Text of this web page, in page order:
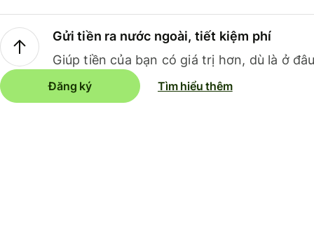
Gửi tiền ra nước ngoài, tiết kiệm phí
Giúp tiền của bạn có giá trị hơn, dù là ở
Đăng ký Tìm hiểu thêm